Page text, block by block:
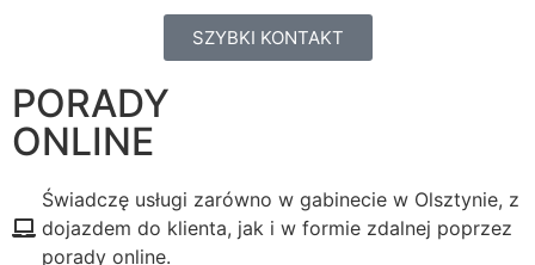
SZYBKI KONTAKT
PORADY
ONLINE
Świadczę usługi zarówno w gabinecie w Olsztynie, z
dojazdem do klienta, jak i w formie zdalnej poprzez
porady online.